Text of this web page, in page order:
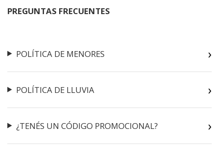
PREGUNTAS FRECUENTES
POLÍTICA DE MENORES
POLÍTICA DE LLUVIA
¿TENÉS UN CÓDIGO PROMOCIONAL?